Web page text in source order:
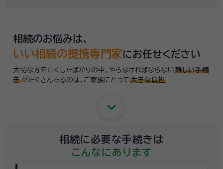
相続のお悩みは、
いい相続の提携専門家にお任せください
大切な方を亡くしたばかりの中、やらなければならない 難しい手続
き がたくさんあるのは、 ご家族にとって 大きな負担
keyboard_arrow_down
相続に必要な手続きは
こんなにあります